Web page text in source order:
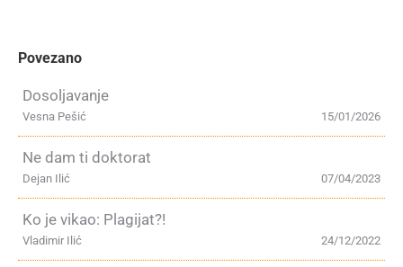
Povezano
Dosoljavanje
15/01/2026
Vesna Pešić
Ne dam ti doktorat
07/04/2023
Dejan Ilić
Ko je vikao: Plagijat?!
24/12/2022
Vladimir Ilić